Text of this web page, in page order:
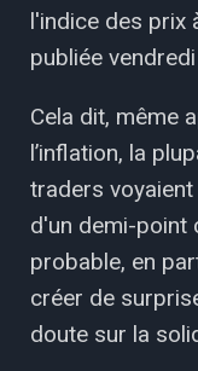
l'indice des prix
publiée
Cela dit, même
l’inflation, la
traders
d'un demi-point
probable, en
créer de
doute sur la